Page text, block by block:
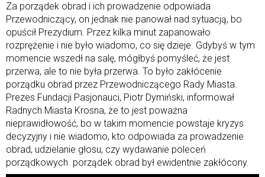
Za porządek obrad i ich prowadzenie odpowiada
Przewodniczący, on jednak nie panował nad sytuacją, bo
opuścił Prezydium. Przez kilka minut zapanowało
rozprężenie i nie było wiadomo, co się dzieje. Gdybyś w tym
momencie wszedł na salę, mógłbyś pomyśleć, że jest
przerwa, ale to nie była przerwa. To było zakłócenie
porządku obrad przez Przewodniczącego Rady Miasta.
Prezes Fundacji Pasjonauci, Piotr Dymiński, informował
Radnych Miasta Krosna, że to jest poważna
nieprawidłowość, bo w takim momencie powstaje kryzys
decyzyjny i nie wiadomo, kto odpowiada za prowadzenie
obrad, udzielanie głosu, czy wydawanie poleceń
porządkowych. porządek obrad był ewidentnie zakłócony.